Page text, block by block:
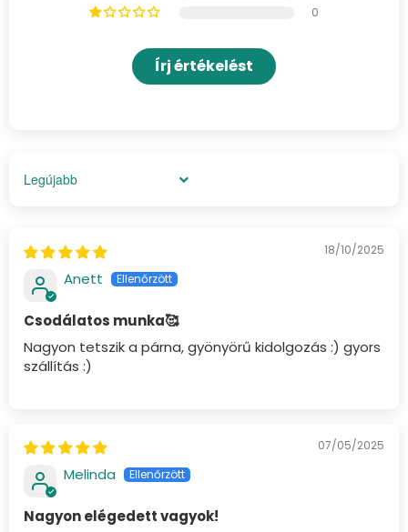
0
Írj értékelést
Sort by
18/10/2025
Anett
Csodálatos munka🥰
Nagyon tetszik a párna, gyönyörű kidolgozás :) gyors
szállítás :)
07/05/2025
Melinda
Nagyon elégedett vagyok!